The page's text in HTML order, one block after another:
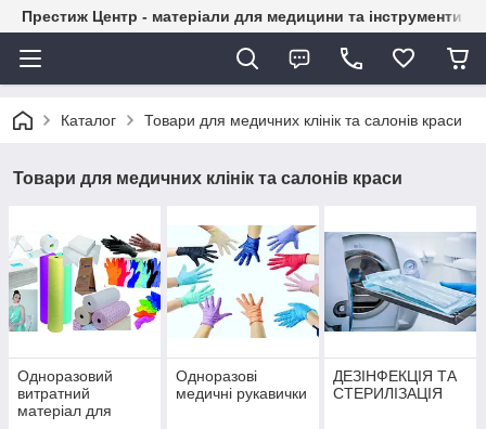
Престиж Центр - матеріали для медицини та інструменти
Каталог Товари для медичних клінік та салонів краси
Товари для медичних клінік та салонів краси
Одноразовий
витратний
матеріал для
Одноразові
медичні рукавички
ДЕЗІНФЕКЦІЯ ТА
СТЕРИЛІЗАЦІЯ